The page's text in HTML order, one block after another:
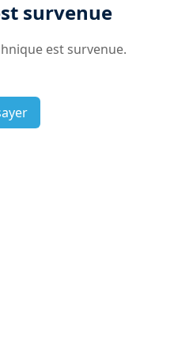
survenue
est survenue.